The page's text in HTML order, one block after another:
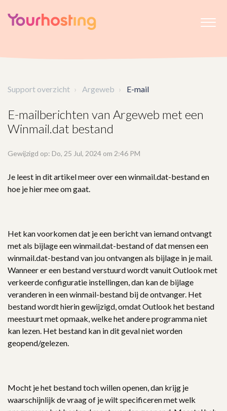
Support overzicht Argeweb E-mail
E-mailberichten van Argeweb met een
Winmail.dat bestand
Gewijzigd op: Do, 25 Jul, 2024 om 2:46 PM
Je leest in dit artikel meer over een winmail.dat-bestand en
hoe je hier mee om gaat.
Het kan voorkomen dat je een bericht van iemand ontvangt
met als bijlage een winmail.dat-bestand of dat mensen een
winmail.dat-bestand van jou ontvangen als bijlage in je mail.
Wanneer er een bestand verstuurd wordt vanuit Outlook met
verkeerde configuratie instellingen, dan kan de bijlage
veranderen in een winmail-bestand bij de ontvanger. Het
bestand wordt hierin gewijzigd, omdat Outlook het bestand
meestuurt met opmaak, welke het andere programma niet
kan lezen. Het bestand kan in dit geval niet worden
geopend/gelezen.
Mocht je het bestand toch willen openen, dan krijg je
waarschijnlijk de vraag of je wilt specificeren met welk